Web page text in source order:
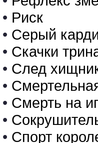
• Риск
• Серый
• Скачки
• След
•
• Смерть на
•
• Спорт